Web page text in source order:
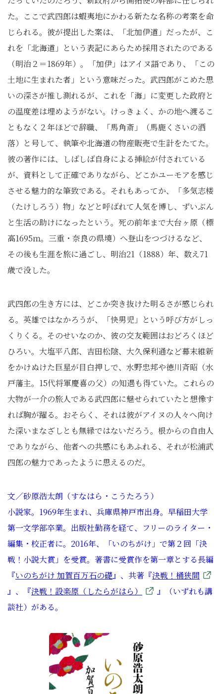
た。ここで武四郎は蝦夷地にかわる新たな名称の考案を命
じられる。彼が提出した案は、「北加伊道」だったが、こ
れを「北海道」という表記にあらため採用されたのである
（明治２＝1869年）。「加伊」はアイヌ語であり、「この
土地に生まれた者」という意味だった。武四郎がこめた思
いの深さが推し測れるが、これを「海」に変更した政府と
の温度差は埋めようがない。けっきょく、かの地へ渡るこ
ともなく２年ほどで辞職、「馬角斎」（馬鹿くさいの洒
落）と号して、執筆や北海道の物産販売で生計をたてた。
彼の著作には、しばしば自身による挿絵が付されている
が、資料として正確でありながら、どこかユーモアを感じ
させる魅力的な筆致である。それもあってか、「多気志楼
（たけしろう）物」などと呼ばれて人気を博し、ずいぶん
と生活の助けになったという。死の前年まで大台ヶ原（標
高1695ｍ。三重・奈良の県境）へ登山をつづけるなど、
その後も生涯を旅に過ごし、明治21（1888）年、数え71
歳で没した。
武四郎の生き方には、どこか突き抜けた明るさが感じられ
る。英雄ではなかろうが、「快男児」という呼び方がしっ
くりくる。そのせいなのか、彼の交友範囲はおどろくほど
ひろい。大塩平八郎、吉田松陰、大久保利通など幕末維新
をかけぬけた巨星が目白押しで、水野忠邦や徳川斉昭（水
戸藩主。15代将軍慶喜の父）の知遇も得ていた。これらの
大物が一介の旅人である武四郎に魅せられていたと想像す
れば胸が躍る。おそらく、それは彼がアイヌの人々へ向け
た深いまなざしとも無縁ではないだろう。根からの自由人
でありながら、他者への共感にもあふれる、それが松浦武
四郎の魅力であったように思えるのだ。
文／砂原浩太朗（すなはら・こうたろう）
小説家。1969年生まれ、兵庫県神戸市出身。早稲田大学
第一文学部卒業。出版社勤務を経て、フリーのライター・
編集・校正者に。2016年、「いのちがけ」で第２回「決
戦！小説大賞」を受賞。著書に受賞作を第一章とする長編
『いのちがけ 加賀百万石の礎』、共著『決戦！桶狭間
』、『決戦！設楽原（したらがはら）
』（いずれも講
談社）がある。